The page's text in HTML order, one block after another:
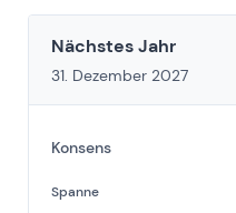
Nächstes Jahr
31. Dezember 2027
Konsens
Spanne